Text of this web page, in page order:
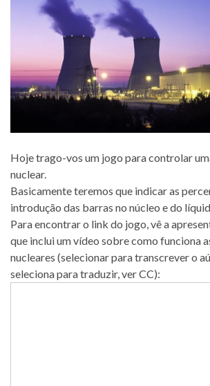
Hoje trago-vos um jogo para controlar
nuclear.
Basicamente teremos que indicar as
introdução das barras no núcleo e do
Para encontrar o link do jogo, vê a
que inclui um vídeo sobre como funciona
nucleares (selecionar para transcrever o
seleciona para traduzir, ver CC):